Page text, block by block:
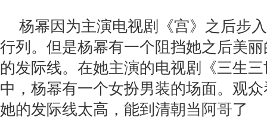
杨幂因为主演电视剧《宫》之后步
行列。但是杨幂有一个阻挡她之后美
的发际线。在她主演的电视剧《三生
中，杨幂有一个女扮男装的场面。观
她的发际线太高，能到清朝当阿哥了